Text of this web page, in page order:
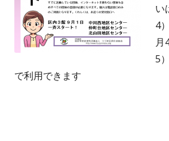
い
4
月
5
で利用できます